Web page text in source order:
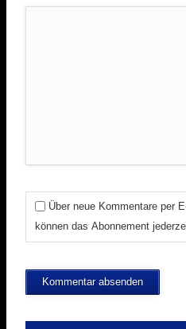
Über neue Kommentare per
können das Abonnement
Kommentar absenden